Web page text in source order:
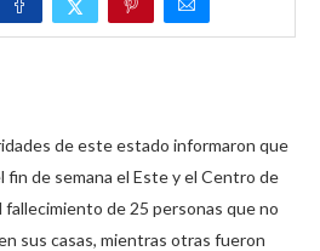
de este estado informaron que
fin de semana el Este y el Centro de
de 25 personas que no
sus casas, mientras otras fueron